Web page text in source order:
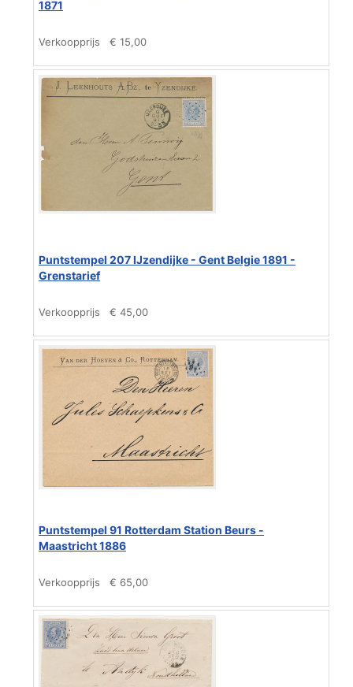
1871
Verkoopprijs € 15,00
Puntstempel 207 IJzendijke - Gent Belgie 1891 -
Grenstarief
Verkoopprijs € 45,00
Puntstempel 91 Rotterdam Station Beurs -
Maastricht 1886
Verkoopprijs € 65,00